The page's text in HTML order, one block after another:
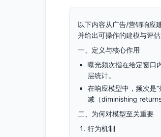
以下内容从广告/营销响应
并给出可操作的建模与评估
一、定义与核心作用
曝光频次指在给定窗口
层统计。
在响应模型中，频次是
减（diminishing
二、为何对模型至关重要
行为机制